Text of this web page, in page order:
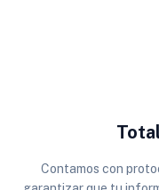
Contamos con